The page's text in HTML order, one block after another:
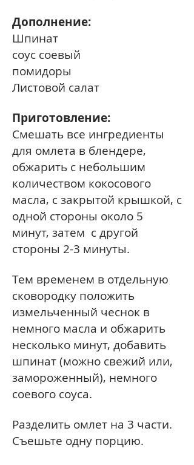
Дополнение:
Шпинат
соус соевый
помидоры
Листовой салат
Приготовление:
Смешать все ингредиенты
для омлета в блендере,
обжарить с небольшим
количеством кокосового
масла, с закрытой крышкой, с
одной стороны около 5
минут, затем с другой
стороны 2-3 минуты.
Тем временем в отдельную
сковородку положить
измельченный чеснок в
немного масла и обжарить
несколько минут, добавить
шпинат (можно свежий или,
замороженный), немного
соевого соуса.
Разделить омлет на 3 части.
Съешьте одну порцию.